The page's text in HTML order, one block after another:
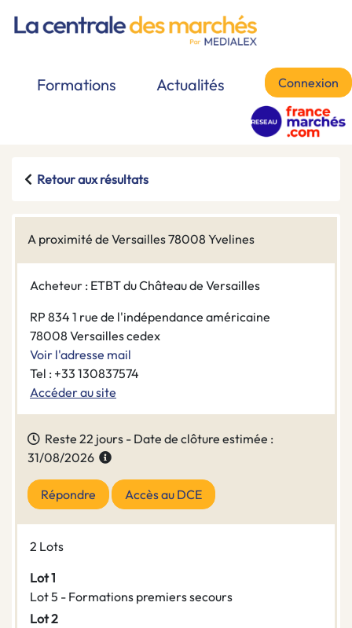
Formations Actualités Connexion
Retour aux résultats
A proximité de Versailles 78008 Yvelines
Acheteur : ETBT du Château de Versailles
RP 834 1 rue de l'indépendance américaine
78008 Versailles cedex
Voir l'adresse mail
Tel : +33 130837574
Accéder au site
Reste 22 jours - Date de clôture estimée :
31/08/2026
Répondre Accès au DCE
2 Lots
Lot 1
Lot 5 - Formations premiers secours
Lot 2